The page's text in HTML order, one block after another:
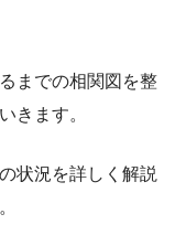
までの相関図を整
きます。
状況を詳しく解説